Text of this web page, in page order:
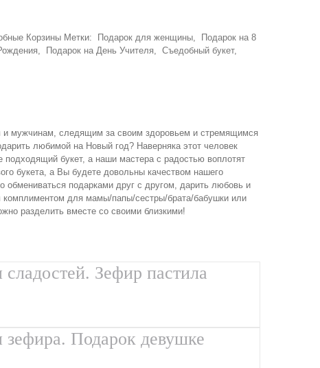
Корзины Метки: Подарок для женщины,
Подарок на 8
, Подарок на День Учителя, Съедобный букет,
и мужчинам, следящим за своим здоровьем и стремящимся
любимой на Новый год? Наверняка этот человек
подходящий букет, а наши мастера с радостью воплотят
букета, а Вы будете довольны качеством нашего
подарками друг с другом, дарить любовь и
комплиментом для мамы/папы/сестры/брата/бабушки или
разделить вместе со своими близкими!
Зефир пастила
зефира. Подарок девушке